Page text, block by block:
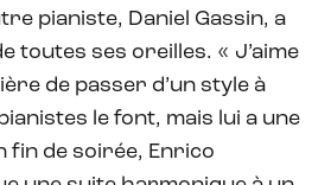
pianiste, Daniel Gassin, a
toutes ses oreilles. « J’aime
de passer d’un style à
le font, mais lui a une
fin de soirée, Enrico